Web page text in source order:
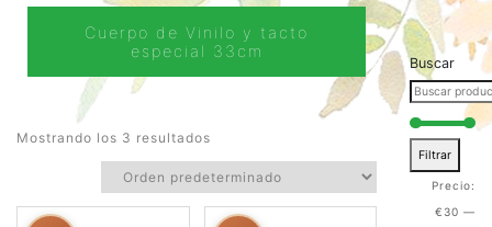
Cuerpo de Vinilo y tacto
especial 33cm
Mostrando los 3 resultados
Buscar
Filtrar
Precio:
€30 —